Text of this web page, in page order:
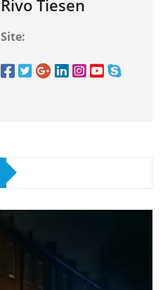
Rivo Tiesen
Site: